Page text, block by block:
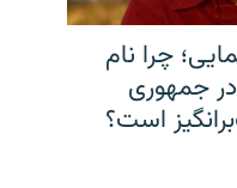
چرا نام
جمهوری
است؟